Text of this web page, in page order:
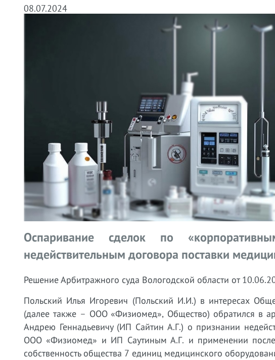
08.07.2024
Оспаривание сделок по
недействительным договора поставки
Решение Арбитражного суда Вологодской области от
Польский Илья Игоревич (Польский И.И.) в интересах
(далее также – ООО «Физиомед», Общество) обратился в
Андрею Геннадьевичу (ИП Сайтин А.Г.) о признании
ООО «Физиомед» и ИП Саутиным А.Г. и применении
собственность общества 7 единиц медицинского